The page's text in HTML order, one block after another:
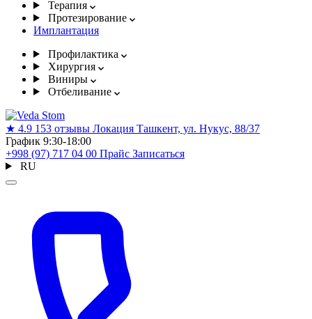
Терапия
Протезирование
Имплантация
Профилактика
Хирургия
Виниры
Отбеливание
★ 4.9 153 отзывы Локация Ташкент, ул. Нукус, 88/37
График 9:30-18:00
+998 (97) 717 04 00 Прайс Записаться
RU